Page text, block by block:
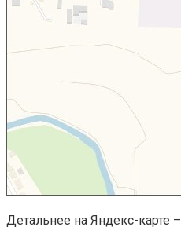
Детальнее на Яндекс-карте –